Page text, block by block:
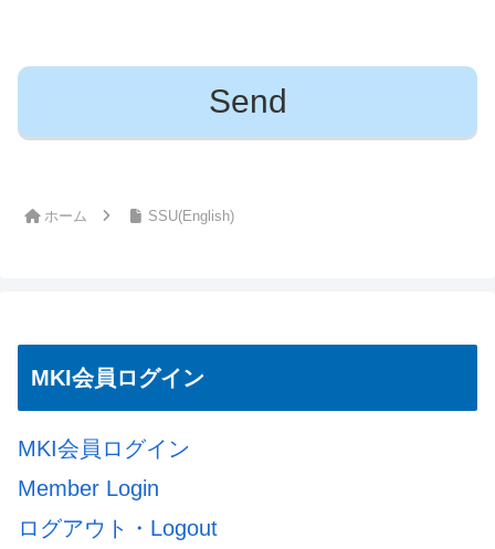
ホーム SSU(English)
MKI会員ログイン
MKI会員ログイン
Member Login
ログアウト・Logout